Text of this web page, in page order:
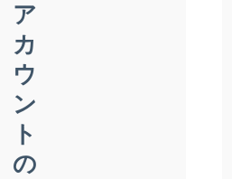
ア
カ
ウ
ン
ト
の